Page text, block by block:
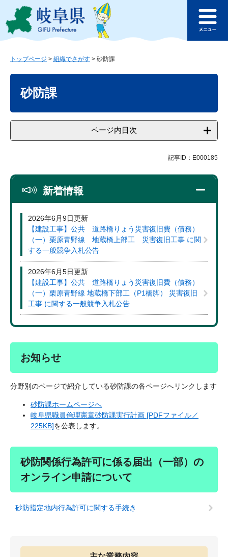
ジ
ュ
このページの本文へ
ュ
トップページ > 組織でさがす > 砂防課
砂防課
ページ内目次
記事ID：E000185
新着情報
2026年6月9日更新
【建設工事】公共 道路橋りょう災害復旧費（債務）
（一）栗原青野線 地蔵橋上部工 災害復旧工事 に関
する一般競争入札公告
2026年6月5日更新
【建設工事】公共 道路橋りょう災害復旧費（債務）
（一）栗原青野線 地蔵橋下部工（P1橋脚） 災害復旧
工事 に関する一般競争入札公告
お知らせ
分野別のページで紹介している砂防課の各ページへリンクします
砂防課ホームページへ
岐阜県職員倫理憲章砂防課実行計画 [PDFファイル／
225KB]を公表します。
砂防関係行為許可に係る届出（一部）の
オンライン申請について
砂防指定地内行為許可に関する手続き